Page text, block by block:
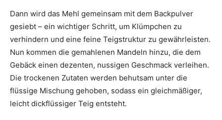
Dann wird das Mehl gemeinsam mit dem Backpulver
gesiebt – ein wichtiger Schritt, um Klümpchen zu
verhindern und eine feine Teigstruktur zu gewährleisten.
Nun kommen die gemahlenen Mandeln hinzu, die dem
Gebäck einen dezenten, nussigen Geschmack verleihen.
Die trockenen Zutaten werden behutsam unter die
flüssige Mischung gehoben, sodass ein gleichmäßiger,
leicht dickflüssiger Teig entsteht.